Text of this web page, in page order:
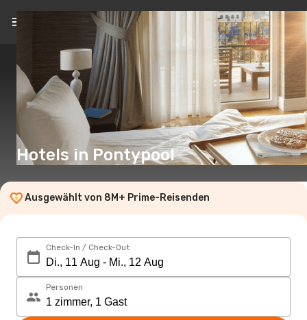
DE(€)
Hotels in Pontypool
Ausgewählt von 8M+ Prime-Reisenden
Check-In / Check-Out
Personen